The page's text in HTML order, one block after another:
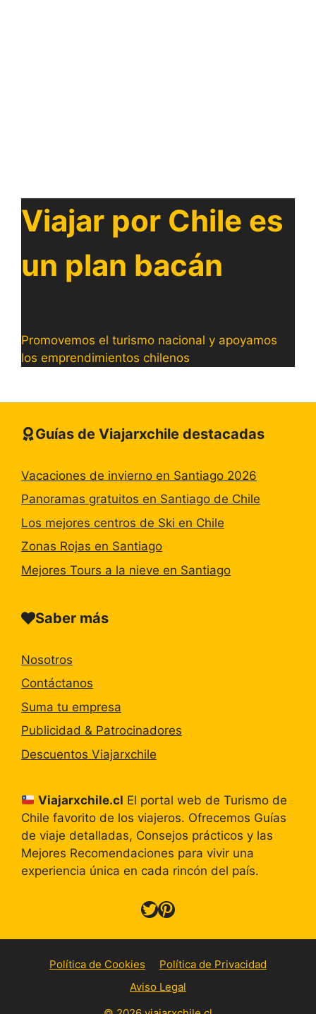
Viajar por Chile es
un plan bacán
Promovemos el turismo nacional y apoyamos
los emprendimientos chilenos
Guías de Viajarxchile destacadas
Vacaciones de invierno en Santiago 2026
Panoramas gratuitos en Santiago de Chile
Los mejores centros de Ski en Chile
Zonas Rojas en Santiago
Mejores Tours a la nieve en Santiago
Saber más
Nosotros
Contáctanos
Suma tu empresa
Publicidad & Patrocinadores
Descuentos Viajarxchile
Viajarxchile.cl El portal web de Turismo de
Chile favorito de los viajeros. Ofrecemos Guías
de viaje detalladas, Consejos prácticos y las
Mejores Recomendaciones para vivir una
experiencia única en cada rincón del país.
Twitter
Pinterest
Política de Cookies
Política de Privacidad
Aviso Legal